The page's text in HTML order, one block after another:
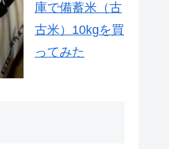
庫で備蓄米（古
古米）10kgを買
ってみた